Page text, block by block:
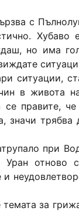
с
но има
ситуации,
в живота
правите,
трябва
при
Уран отново
за